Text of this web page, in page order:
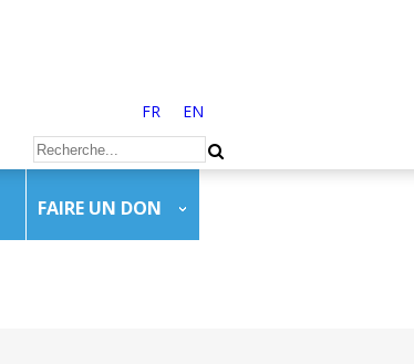
FR EN
FAIRE UN DON